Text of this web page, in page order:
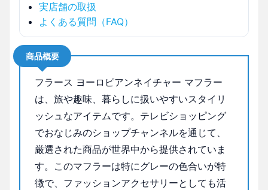
実店舗の取扱
よくある質問（FAQ）
商品概要
フラース ヨーロピアンネイチャー マフラー
は、旅や趣味、暮らしに扱いやすいスタイリ
ッシュなアイテムです。テレビショッピング
でおなじみのショップチャンネルを通じて、
厳選された商品が世界中から提供されていま
す。このマフラーは特にグレーの色合いが特
徴で、ファッションアクセサリーとしても活